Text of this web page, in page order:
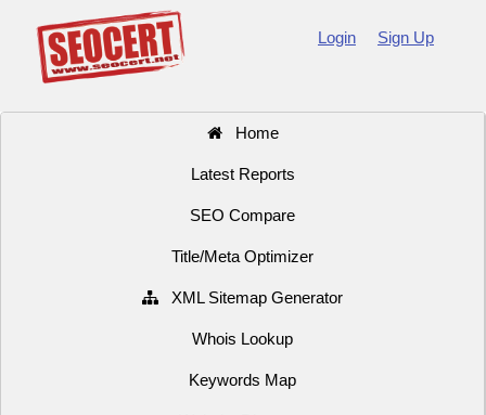
Login Sign Up
Home
Latest Reports
SEO Compare
Title/Meta Optimizer
XML Sitemap Generator
Whois Lookup
Keywords Map